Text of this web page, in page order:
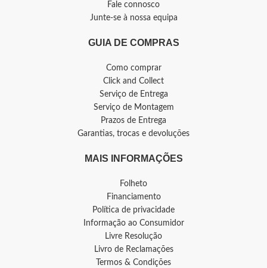
Fale connosco
Junte-se à nossa equipa
GUIA DE COMPRAS
Como comprar
Click and Collect
Serviço de Entrega
Serviço de Montagem
Prazos de Entrega
Garantias, trocas e devoluções
MAIS INFORMAÇÕES
Folheto
Financiamento
Política de privacidade
Informação ao Consumidor
Livre Resolução
Livro de Reclamações
Termos & Condições